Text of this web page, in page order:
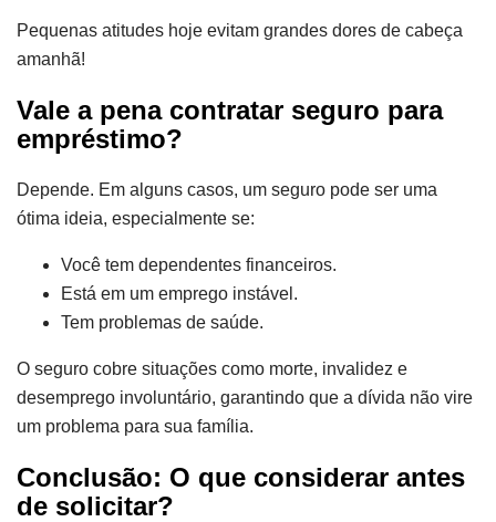
Pequenas atitudes hoje evitam grandes dores de cabeça
amanhã!
Vale a pena contratar seguro para
empréstimo?
Depende. Em alguns casos, um seguro pode ser uma
ótima ideia, especialmente se:
Você tem dependentes financeiros.
Está em um emprego instável.
Tem problemas de saúde.
O seguro cobre situações como morte, invalidez e
desemprego involuntário, garantindo que a dívida não vire
um problema para sua família.
Conclusão: O que considerar antes
de solicitar?